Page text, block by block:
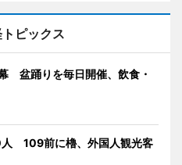
ピックス
盆踊りを毎日開催、飲食・
人 109前に櫓、外国人観光客